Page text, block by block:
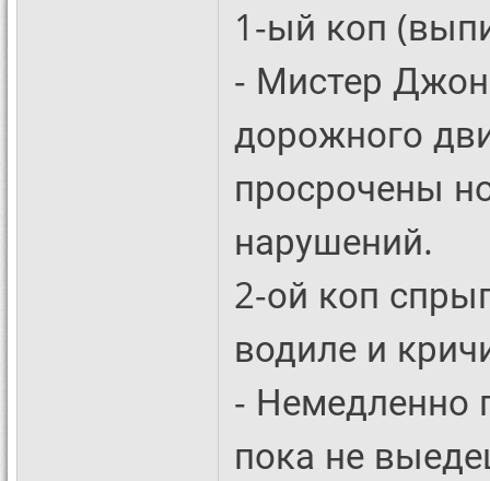
1-ый коп
- Мистер
дорожного
просрочены
нарушений.
2-ой коп
водиле и
- Немедленно
пока не